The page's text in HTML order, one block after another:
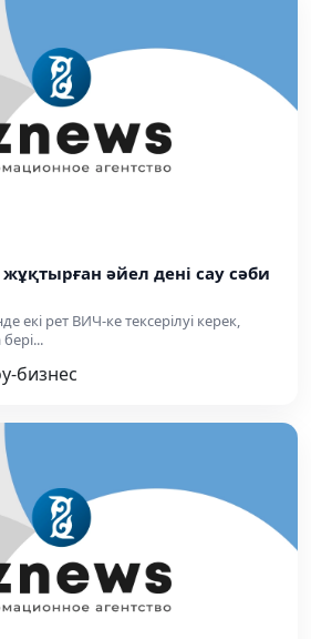
әйел дені сау сәби
екі рет ВИЧ-ке тексерілуі керек,
бизнес